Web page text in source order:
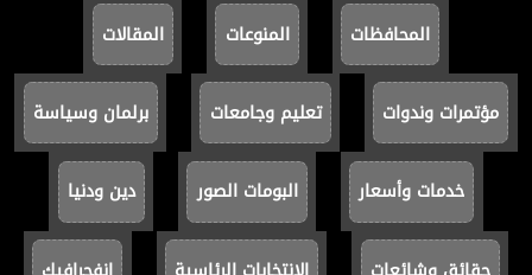
المحافظات المنوعات المقالات
مؤتمرات وندوات تعليم وجامعات برلمان وسياسة
خدمات وأسعار البومات الصور دين ودنيا